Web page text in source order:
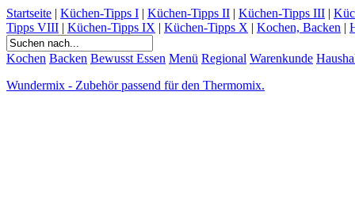
Startseite | Küchen-Tipps I | Küchen-Tipps II | Küchen-Tipps III |
Tipps VIII | Küchen-Tipps IX | Küchen-Tipps X | Kochen, Backen |
Kochen Backen Bewusst Essen Menü Regional Warenkunde
Wundermix - Zubehör passend für den Thermomix.